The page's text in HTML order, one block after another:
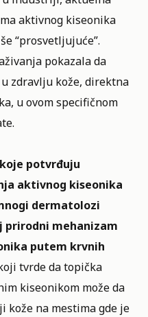
aktivnog kiseonika
“prosvetljujuće”.
pokazala da
zdravlju kože, direktna
u ovom specifičnom
potvrđuju
aktivnog kiseonika
dermatolozi
prirodni mehanizam
putem krvnih
tvrde da topička
kiseonikom može da
kože na mestima gde je